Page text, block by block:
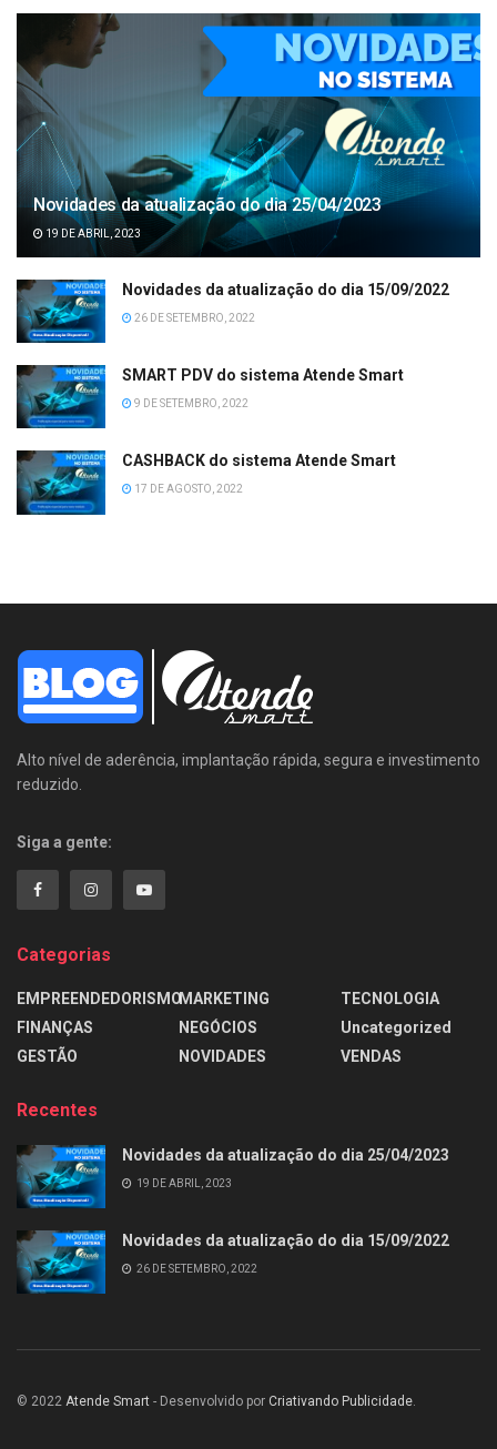
Novidades da atualização do dia 25/04/2023
19 DE ABRIL, 2023
Novidades da atualização do dia 15/09/2022
26 DE SETEMBRO, 2022
SMART PDV do sistema Atende Smart
9 DE SETEMBRO, 2022
CASHBACK do sistema Atende Smart
17 DE AGOSTO, 2022
Alto nível de aderência, implantação rápida, segura e investimento
reduzido.
Siga a gente:
Categorias
EMPREENDEDORISMO
FINANÇAS
GESTÃO
MARKETING
NEGÓCIOS
NOVIDADES
TECNOLOGIA
Uncategorized
VENDAS
Recentes
Novidades da atualização do dia 25/04/2023
19 DE ABRIL, 2023
Novidades da atualização do dia 15/09/2022
26 DE SETEMBRO, 2022
© 2022 Atende Smart - Desenvolvido por Criativando Publicidade.